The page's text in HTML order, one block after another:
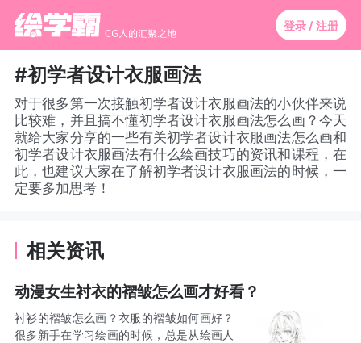
登录 / 注册
#初学者设计衣服画法
对于很多第一次接触初学者设计衣服画法的小伙伴来说
比较难，并且搞不懂初学者设计衣服画法怎么画？今天
就给大家分享的一些有关初学者设计衣服画法怎么画和
初学者设计衣服画法有什么绘画技巧的资讯和课程，在
此，也建议大家在了解初学者设计衣服画法的时候，一
定要多加思考！
相关资讯
动漫女生衬衣的褶皱怎么画才好看？
衬衫的褶皱怎么画？衣服的褶皱如何画好？
很多新手在学习绘画的时候，总是从绘画人